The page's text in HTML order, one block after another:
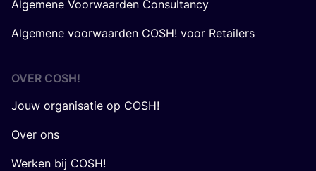
Algemene Voorwaarden Consultancy
Algemene voorwaarden COSH! voor Retailers
OVER COSH!
Jouw organisatie op COSH!
Over ons
Werken bij COSH!